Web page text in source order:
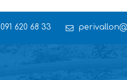
091 620 68 33